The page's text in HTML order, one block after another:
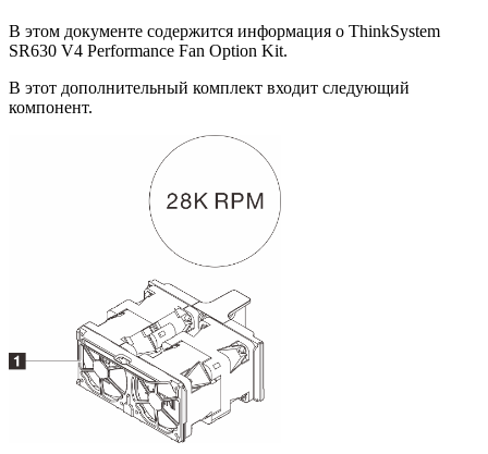
В этом документе содержится информация о ThinkSystem
SR630 V4 Performance Fan Option Kit.
В этот дополнительный комплект входит следующий
компонент.